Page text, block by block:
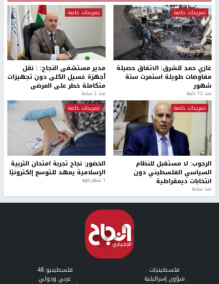
تصريحات خاصة
غازي حمد للشرق: الاتفاق حصيلة
مفاوضات طويلة استمرت ستة
شهور
منذ 12 ثانية
تصريحات خاصة
مدير مستشفى النجاح: : نقل
أجهزة غسيل الكلى دون تجهيزات
متكاملة خطر على المرضى
منذ 2 ساعة
تصريحات خاصة
الرجوب: لا مستقبل للنظام
السياسي الفلسطيني دون
انتخابات ديمقراطية
منذ ساعة
تصريحات خاصة
الخضور: نجاح تجربة امتحان التربية
الإسلامية يمهد للتوسع إلكترونيًا
1 شهر ago
فلسطينيات فلسطينيو 48
شؤون إسرائيلية عربي ودولي